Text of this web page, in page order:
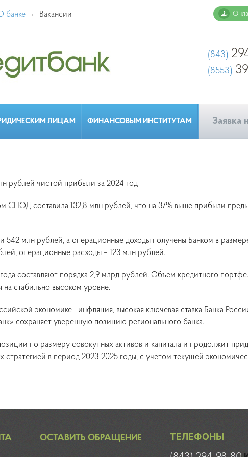
банке Вакансии
(843)
(8553)
ЛИЦАМ ФИНАНСОВЫМ ИНСТИТУТАМ Заявка
рублей чистой прибыли за 2024 год
СПОД составила 132,8 млн рублей, что на 37% выше прибыли
542 млн рублей, а операционные доходы получены Банком в
операционные расходы – 123 млн рублей.
составляют порядка 2,9 млрд рублей. Объем кредитного
на стабильно высоком уровне.
экономике– инфляция, высокая ключевая ставка Банка
сохраняет уверенную позицию регионального банка.
по размеру совокупных активов и капитала и продолжит
стратегией в период 2023-2025 годы, с учетом текущей
ОСТАВИТЬ ОБРАЩЕНИЕ
ТЕЛЕФОНЫ